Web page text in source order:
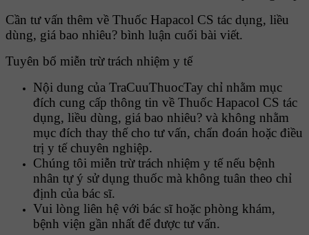
Cần tư vấn thêm về Thuốc Hapacol CS tác dụng, liều
dùng, giá bao nhiêu? bình luận cuối bài viết.
Tuyên bố miễn trừ trách nhiệm y tế
Nội dung của TraCuuThuocTay chỉ nhằm mục
đích cung cấp thông tin về Thuốc Hapacol CS tác
dụng, liều dùng, giá bao nhiêu? và không nhằm
mục đích thay thế cho tư vấn, chẩn đoán hoặc điều
trị y tế chuyên nghiệp.
Chúng tôi miễn trừ trách nhiệm y tế nếu bệnh
nhân tự ý sử dụng thuốc mà không tuân theo chỉ
định của bác sĩ.
Vui lòng liên hệ với bác sĩ hoặc phòng khám,
bệnh viện gần nhất để được tư vấn.